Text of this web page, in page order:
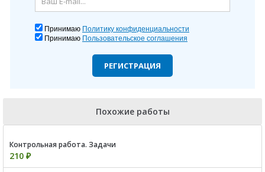
Принимаю Политику конфиденциальности
Принимаю Пользовательское соглашения
РЕГИСТРАЦИЯ
Похожие работы
Контрольная работа. Задачи
210 ₽